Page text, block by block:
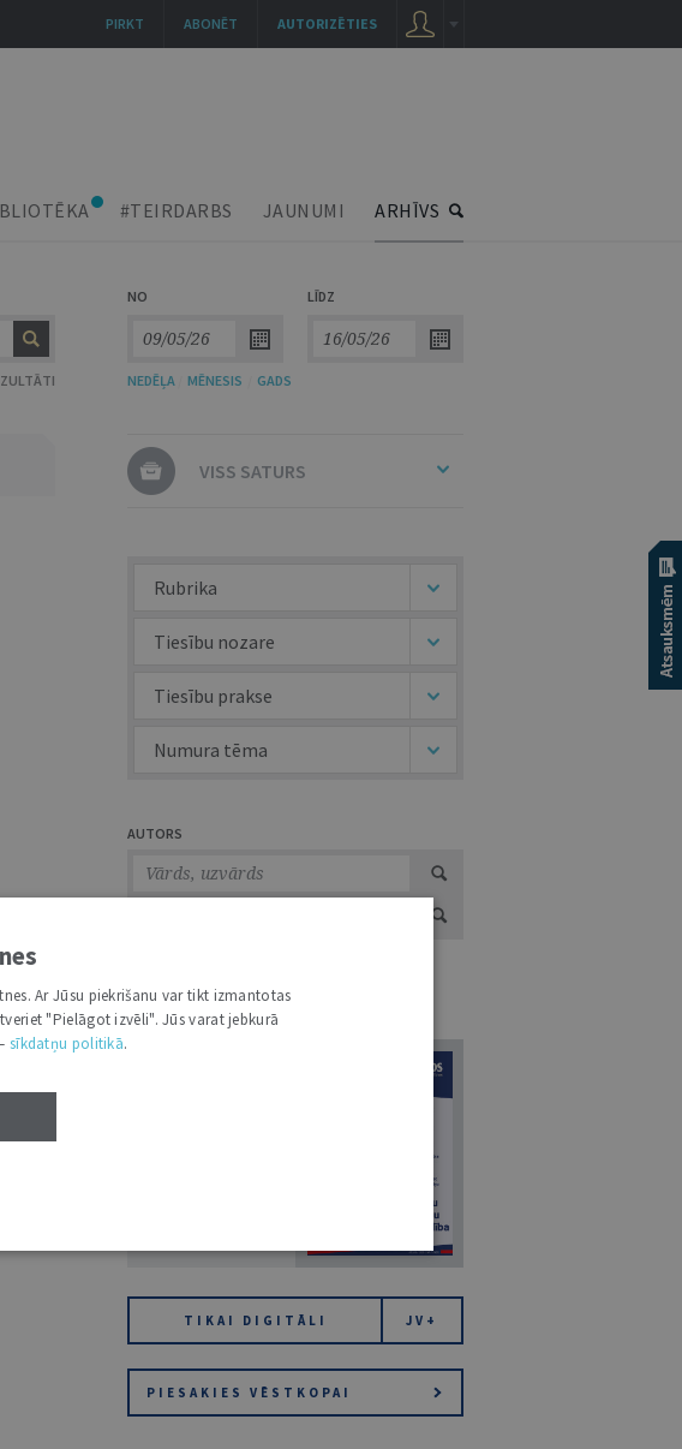
#TEIRDARBS JAUNUMI ARHĪVS
NO LĪDZ
NEDĒĻA MĒNESIS GADS
VISS SATURS
Rubrika
Tiesību nozare
Tiesību prakse
Numura tēma
AUTORS
ŽURNĀLU KATALOGS /
TIKAI DIGITĀLI JV+
PIESAKIES VĒSTKOPAI
AUTORIZĒTIES
ABONĒT
PIRKT
Ar Jūsu piekrišanu var tikt izmantotas
"Pielāgot izvēli". Jūs varat jebkurā
sīkdatņu politikā.